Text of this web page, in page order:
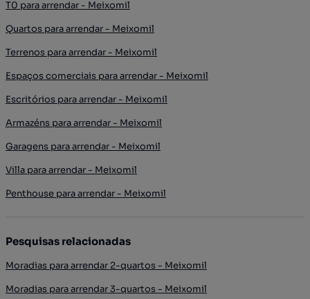
T0 para arrendar - Meixomil
Quartos para arrendar - Meixomil
Terrenos para arrendar - Meixomil
Espaços comerciais para arrendar - Meixomil
Escritórios para arrendar - Meixomil
Armazéns para arrendar - Meixomil
Garagens para arrendar - Meixomil
Villa para arrendar - Meixomil
Penthouse para arrendar - Meixomil
Pesquisas relacionadas
Moradias para arrendar 2-quartos - Meixomil
Moradias para arrendar 3-quartos - Meixomil